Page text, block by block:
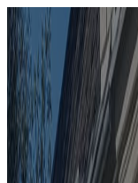
Přeskočit
na
obsah